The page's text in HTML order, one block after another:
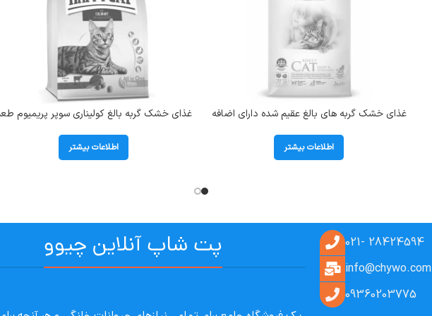
غذای خشک گربه های بالغ عقیم شده دارای اضافه
اطلاعات بیشتر
غذای خشک گربه بالغ کولیناری سوپر پریمیوم
کیلوگرم
اطلاعات بیشتر
28424594 -021
info@chywo.com
09360203775
پت شاپ آنلاین چیوو